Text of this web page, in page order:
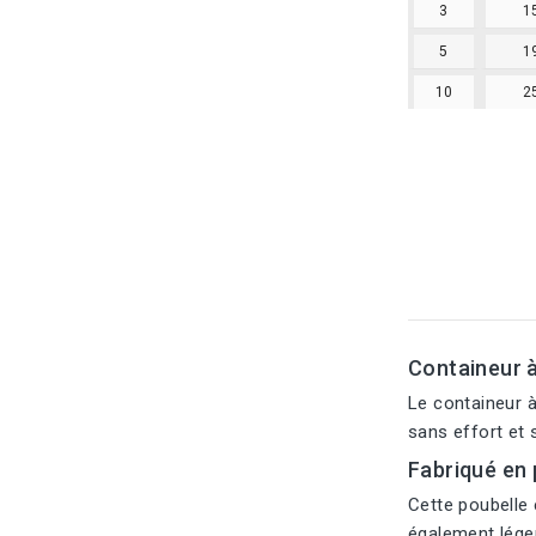
3
5
10
Containeur
Le containeur
sans effort et
Fabriqué
Cette poubelle